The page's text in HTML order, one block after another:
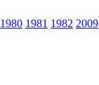
1980 1981 1982 2009